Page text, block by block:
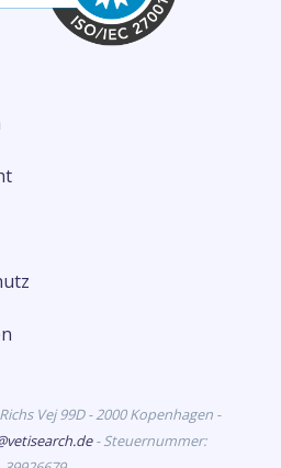
Vej 99D - 2000 Kopenhagen -
- Steuernummer: